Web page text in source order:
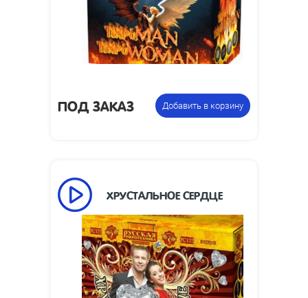
Калибр:
1.2 дюйма
Размеры упаковки, мм:
170 х 260 х 225
Цена указана за
фасовку:
Фейерверк +
фонтан
ПОД ЗАКАЗ Добавить в корзину
ХРУСТАЛЬНОЕ СЕРДЦЕ
Цена указана за
фасовку:
Упаковка из 6
бенгальских свечей